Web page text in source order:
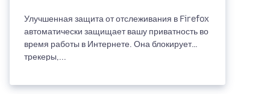
Улучшенная защита от отслеживания в Firefox
автоматически защищает вашу приватность во
время работы в Интернете. Она блокирует
трекеры,...